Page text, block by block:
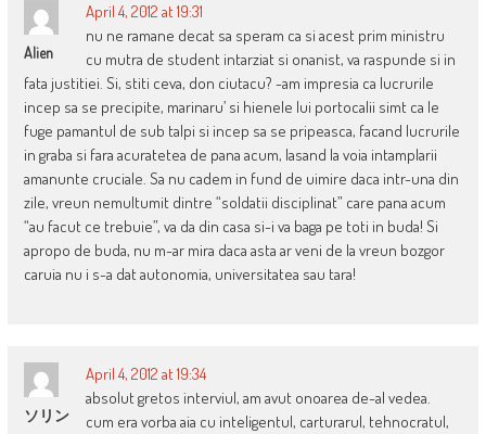
Alien
April 4, 2012 at 19:31
nu ne ramane decat sa speram ca si acest prim ministru
cu mutra de student intarziat si onanist, va raspunde si in
fata justitiei. Si, stiti ceva, don ciutacu? -am impresia ca lucrurile
incep sa se precipite, marinaru’ si hienele lui portocalii simt ca le
fuge pamantul de sub talpi si incep sa se pripeasca, facand lucrurile
in graba si fara acuratetea de pana acum, lasand la voia intamplarii
amanunte cruciale. Sa nu cadem in fund de uimire daca intr-una din
zile, vreun nemultumit dintre “soldatii disciplinat” care pana acum
“au facut ce trebuie”, va da din casa si-i va baga pe toti in buda! Si
apropo de buda, nu m-ar mira daca asta ar veni de la vreun bozgor
caruia nu i s-a dat autonomia, universitatea sau tara!
ソリン
April 4, 2012 at 19:34
absolut gretos interviul, am avut onoarea de-al vedea.
cum era vorba aia cu inteligentul, carturarul, tehnocratul,